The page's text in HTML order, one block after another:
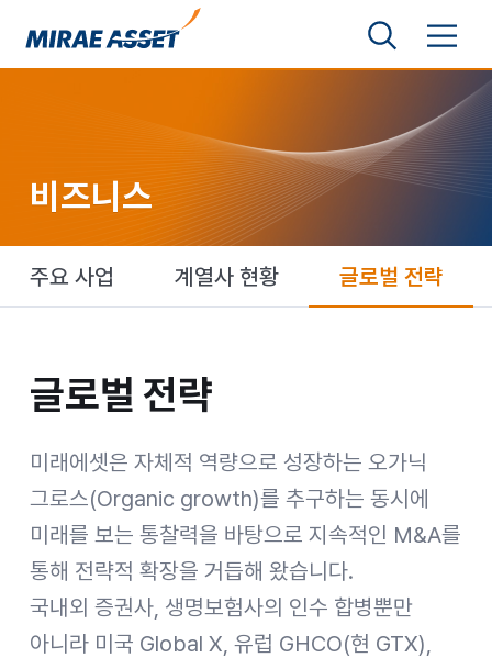
비즈니스
주요 사업 계열사 현황 글로벌 전략
글로벌 전략
미래에셋은 자체적 역량으로 성장하는 오가닉
그로스(Organic growth)를 추구하는 동시에
미래를 보는 통찰력을 바탕으로 지속적인 M&A를
통해 전략적 확장을 거듭해 왔습니다.
국내외 증권사, 생명보험사의 인수 합병뿐만
아니라 미국 Global X, 유럽 GHCO(현 GTX),